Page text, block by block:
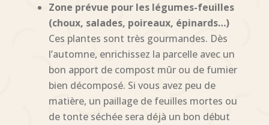
Zone prévue pour les légumes-feuilles
(choux, salades, poireaux, épinards…)
Ces plantes sont très gourmandes. Dès
l’automne, enrichissez la parcelle avec un
bon apport de compost mûr ou de fumier
bien décomposé. Si vous avez peu de
matière, un paillage de feuilles mortes ou
de tonte séchée sera déjà un bon début